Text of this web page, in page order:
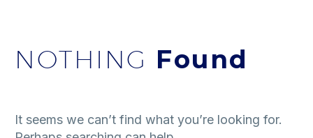
NOTHING Found
It seems we can’t find what you’re looking for.